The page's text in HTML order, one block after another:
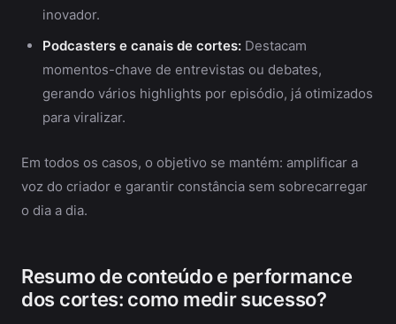
inovador.
Podcasters e canais de cortes: Destacam
momentos-chave de entrevistas ou debates,
gerando vários highlights por episódio, já otimizados
para viralizar.
Em todos os casos, o objetivo se mantém: amplificar a
voz do criador e garantir constância sem sobrecarregar
o dia a dia.
Resumo de conteúdo e performance
dos cortes: como medir sucesso?